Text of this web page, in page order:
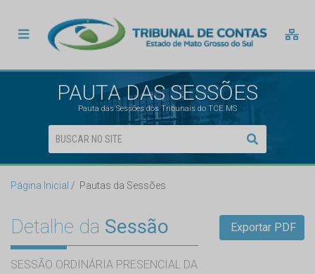
PAUTA DAS SESSÕES
Pauta das Sessões dos Tribunais do TCE MS
Página Inicial Pautas da Sessões
Detalhe da Sessão
SESSÃO ORDINÁRIA PRESENCIAL DA
Exportar PDF